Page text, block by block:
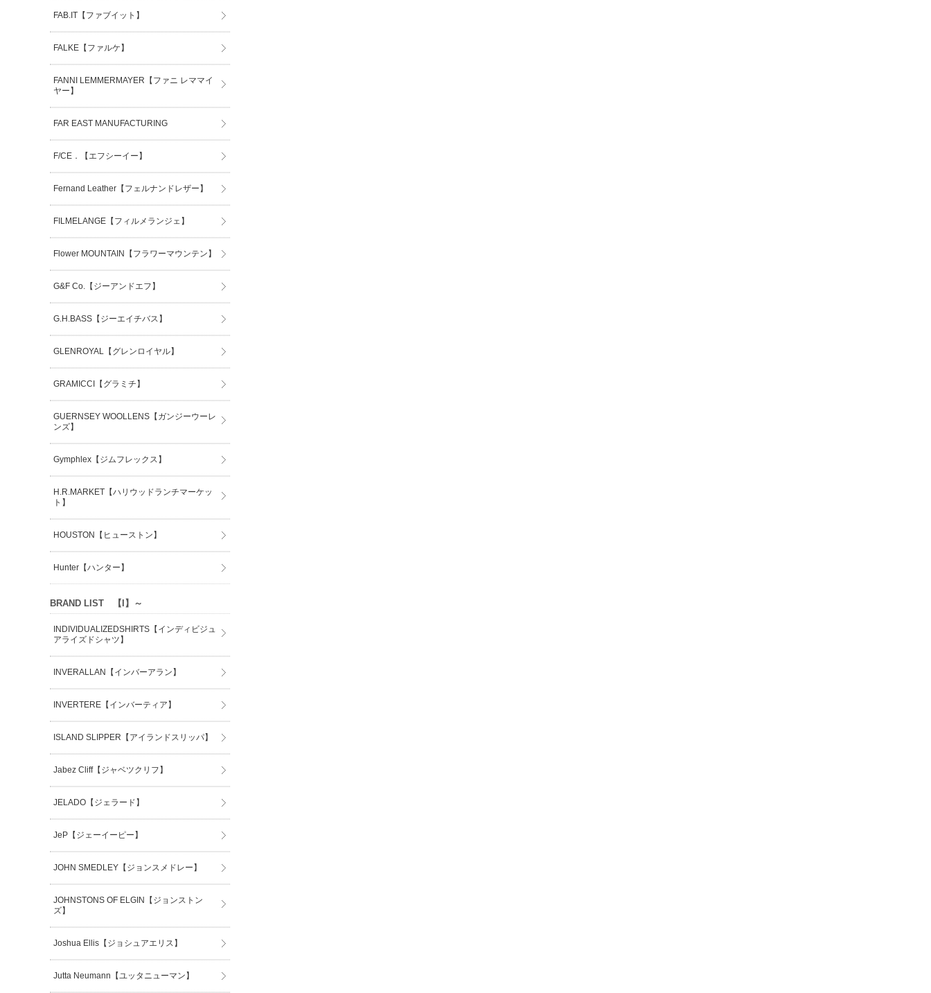
FAB.IT【ファブイット】
FALKE【ファルケ】
FANNI LEMMERMAYER【ファニ レママイ
ヤー】
FAR EAST MANUFACTURING
F/CE．【エフシーイー】
Fernand Leather【フェルナンドレザー】
FILMELANGE【フィルメランジェ】
Flower MOUNTAIN【フラワーマウンテン】
G&F Co.【ジーアンドエフ】
G.H.BASS【ジーエイチバス】
GLENROYAL【グレンロイヤル】
GRAMICCI【グラミチ】
GUERNSEY WOOLLENS【ガンジーウーレ
ンズ】
Gymphlex【ジムフレックス】
H.R.MARKET【ハリウッドランチマーケッ
ト】
HOUSTON【ヒューストン】
Hunter【ハンター】
BRAND LIST 【I】～
INDIVIDUALIZEDSHIRTS【インディビジュ
アライズドシャツ】
INVERALLAN【インバーアラン】
INVERTERE【インバーティア】
ISLAND SLIPPER【アイランドスリッパ】
Jabez Cliff【ジャベツクリフ】
JELADO【ジェラード】
JeP【ジェーイーピー】
JOHN SMEDLEY【ジョンスメドレー】
JOHNSTONS OF ELGIN【ジョンストン
ズ】
Joshua Ellis【ジョシュアエリス】
Jutta Neumann【ユッタニューマン】